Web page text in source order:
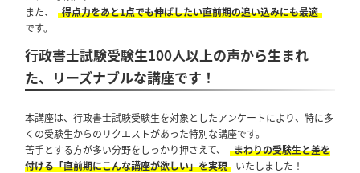
また、
得点力をあと1点でも伸ばしたい直前期の追い込みにも最適
です。
行政書士試験受験生100人以上の声から生まれ
た、リーズナブルな講座です！
本講座は、行政書士試験受験生を対象としたアンケートにより、特に多
くの受験生からのリクエストがあった特別な講座です。
苦手とする方が多い分野をしっかり押さえて、
まわりの受験生と差を
付ける「直前期にこんな講座が欲しい」を実現
いたしました！